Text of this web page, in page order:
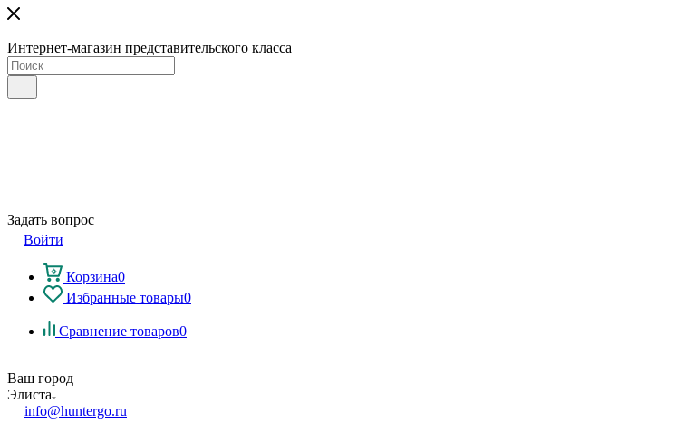
Интернет-магазин представительского класса
Задать вопрос
Войти
Корзина0
Избранные товары0
Сравнение товаров0
Ваш город
Элиста
info@huntergo.ru